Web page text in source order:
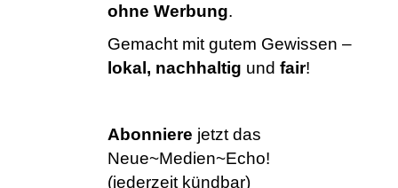
ohne Werbung.
Gemacht mit gutem Gewissen –
lokal, nachhaltig und fair!
Abonniere jetzt das
Neue~Medien~Echo!
(jederzeit kündbar)